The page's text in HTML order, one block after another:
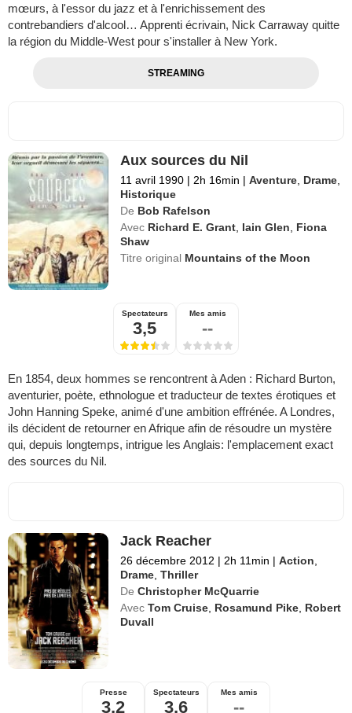
mœurs, à l'essor du jazz et à l'enrichissement des
contrebandiers d'alcool… Apprenti écrivain, Nick Carraway quitte
la région du Middle-West pour s'installer à New York.
STREAMING
Aux sources du Nil
11 avril 1990 | 2h 16min | Aventure, Drame,
Historique
De Bob Rafelson
Avec Richard E. Grant, Iain Glen, Fiona
Shaw
Titre original Mountains of the Moon
Spectateurs
3,5
Mes amis
--
En 1854, deux hommes se rencontrent à Aden : Richard Burton,
aventurier, poète, ethnologue et traducteur de textes érotiques et
John Hanning Speke, animé d'une ambition effrénée. A Londres,
ils décident de retourner en Afrique afin de résoudre un mystère
qui, depuis longtemps, intrigue les Anglais: l'emplacement exact
des sources du Nil.
Jack Reacher
26 décembre 2012 | 2h 11min | Action
Drame ,Thriller
De Christopher McQuarrie
Avec Tom Cruise Rosamund Pike Robert
Duvall
Presse
3,2
Spectateurs
3,6
Mes amis
--